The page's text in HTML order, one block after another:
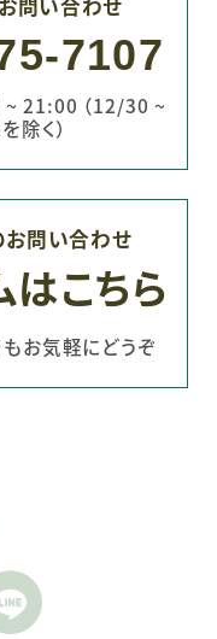
問い合わせ
7107
21:00 （12/30 ~
除く）
お問い合わせ
はこちら
お気軽にどうぞ